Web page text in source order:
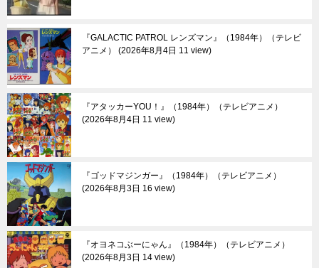
『GALACTIC PATROL レンズマン』（1984年）（テレビ
アニメ）
2026年8月4日 11 view
『アタッカーYOU！』（1984年）（テレビアニメ）
2026年8月4日 11 view
『ゴッドマジンガー』（1984年）（テレビアニメ）
2026年8月3日 16 view
『オヨネコぶーにゃん』（1984年）（テレビアニメ）
2026年8月3日 14 view